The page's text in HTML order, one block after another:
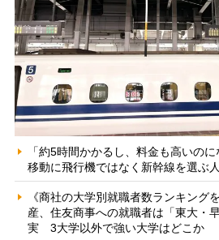
「約5時間かかるし、料金も高いの
移動に飛行機ではなく新幹線を選ぶ
《商社の大学別就職者数ランキング
産、住友商事への就職者は「東大・
実 3大学以外で強い大学はどこか